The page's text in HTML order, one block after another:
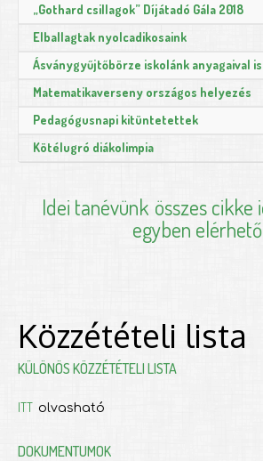
„Gothard csillagok” Díjátadó Gála 2018
Elballagtak nyolcadikosaink
Ásványgyűjtőbörze iskolánk anyagaival is
Matematikaverseny országos helyezés
Pedagógusnapi kitüntetettek
Kötélugró diákolimpia
Idei tanévünk összes
egyben elérhető
Közzétételi lista
KÜLÖNÖS KÖZZÉTÉTELI LISTA
ITT olvasható
DOKUMENTUMOK